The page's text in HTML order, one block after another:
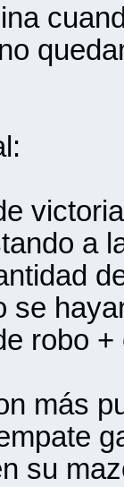
a
se
robo
más
su